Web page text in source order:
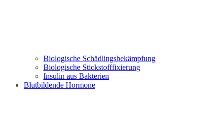
Biologische Schädlingsbekämpfung
Biologische Stickstofffixierung
Insulin aus Bakterien
Blutbildende Hormone